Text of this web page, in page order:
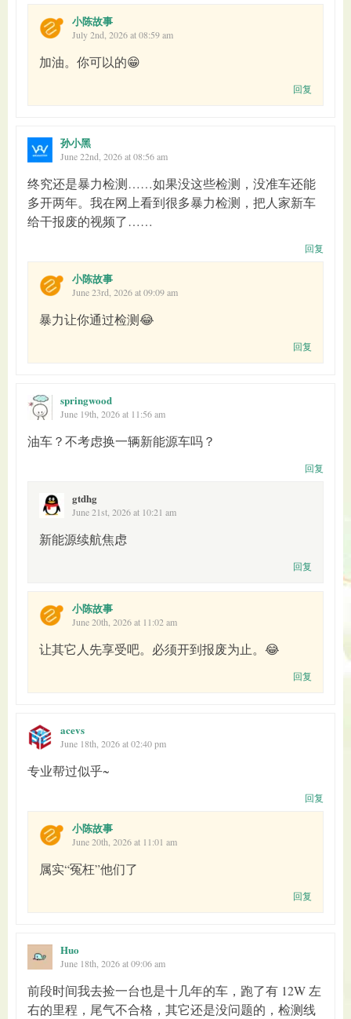
小陈故事
July 2nd, 2026 at 08:59 am
加油。你可以的😁
回复
孙小黑
June 22nd, 2026 at 08:56 am
终究还是暴力检测……如果没这些检测，没准车还能
多开两年。我在网上看到很多暴力检测，把人家新车
给干报废的视频了……
回复
小陈故事
June 23rd, 2026 at 09:09 am
暴力让你通过检测😂
回复
springwood
June 19th, 2026 at 11:56 am
油车？不考虑换一辆新能源车吗？
回复
gtdhg
June 21st, 2026 at 10:21 am
新能源续航焦虑
回复
小陈故事
June 20th, 2026 at 11:02 am
让其它人先享受吧。必须开到报废为止。😂
回复
acevs
June 18th, 2026 at 02:40 pm
专业帮过似乎~
回复
小陈故事
June 20th, 2026 at 11:01 am
属实“冤枉”他们了
回复
Huo
June 18th, 2026 at 09:06 am
前段时间我去捡一台也是十几年的车，跑了有 12W 左
右的里程，尾气不合格，其它还是没问题的，检测线